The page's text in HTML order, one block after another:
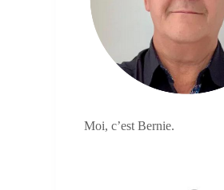
Moi, c’est Bernie.